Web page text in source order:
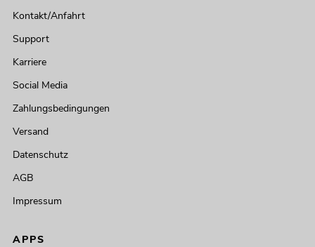
Kontakt/Anfahrt
Support
Karriere
Social Media
Zahlungsbedingungen
Versand
Datenschutz
AGB
Impressum
APPS